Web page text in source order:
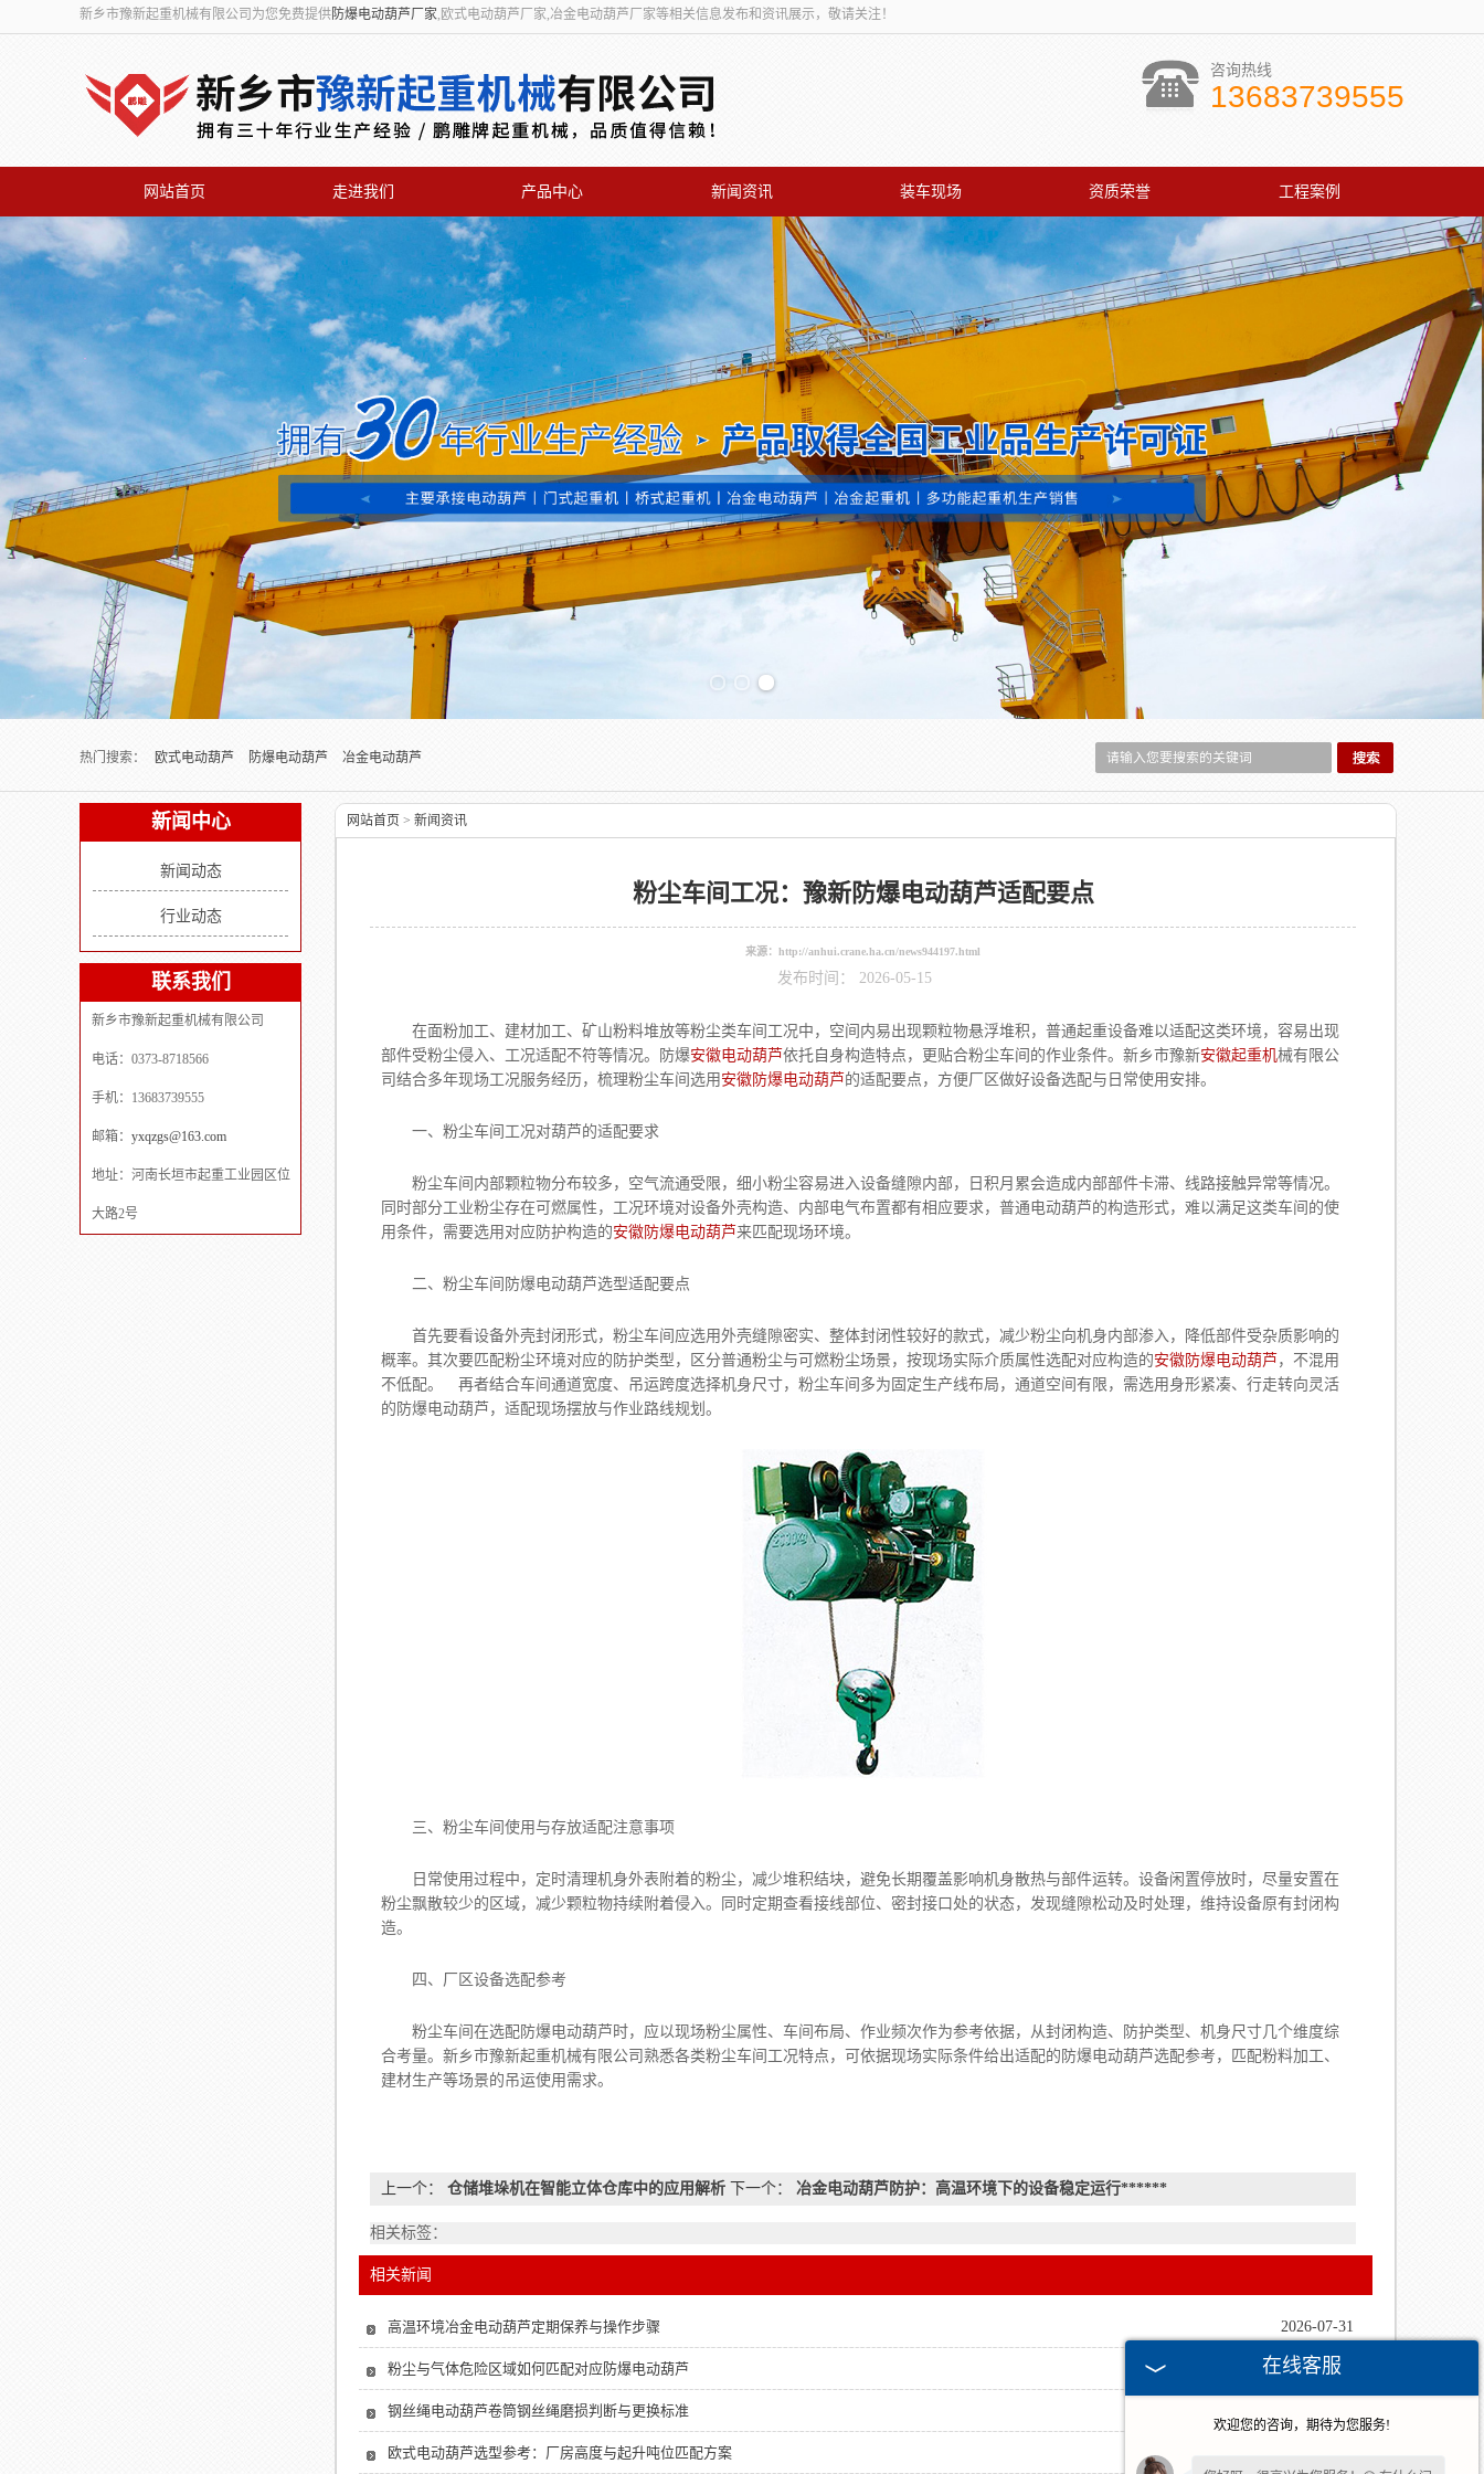
新乡市豫新起重机械有限公司为您免费提供防爆电动葫芦厂家,欧式电动葫芦厂家,冶金电动葫芦厂家等相关信息发布和资讯展示，敬请关注！
咨询热线
13683739555
网站首页 走进我们 产品中心 新闻资讯 装车现场 资质荣誉 工程案例
联系我们
热门搜索：
欧式电动葫芦 防爆电动葫芦 冶金电动葫芦
新闻中心
新闻动态
行业动态
联系我们
新乡市豫新起重机械有限公司
电话：0373-8718566
手机：13683739555
邮箱： yxqzgs@163.com
地址：河南长垣市起重工业园区位
大路2号
网站首页 > 新闻资讯
粉尘车间工况：豫新防爆电动葫芦适配要点
来源： http://anhui.crane.ha.cn/news944197.html
发布时间： 2026-05-15
在面粉加工、建材加工、矿山粉料堆放等粉尘类车间工况中，空间内易出现颗粒物悬浮堆积，普通起重设备难以适配这类环境，容易出现
部件受粉尘侵入、工况适配不符等情况。防爆安徽电动葫芦依托自身构造特点，更贴合粉尘车间的作业条件。新乡市豫新安徽起重机械有限公
司结合多年现场工况服务经历，梳理粉尘车间选用 安徽防爆电动葫芦 的适配要点，方便厂区做好设备选配与日常使用安排。
一、粉尘车间工况对葫芦的适配要求
粉尘车间内部颗粒物分布较多，空气流通受限，细小粉尘容易进入设备缝隙内部，日积月累会造成内部部件卡滞、线路接触异常等情况。
同时部分工业粉尘存在可燃属性，工况环境对设备外壳构造、内部电气布置都有相应要求，普通电动葫芦的构造形式，难以满足这类车间的使
用条件，需要选用对应防护构造的安徽防爆电动葫芦来匹配现场环境。
二、粉尘车间防爆电动葫芦选型适配要点
首先要看设备外壳封闭形式，粉尘车间应选用外壳缝隙密实、整体封闭性较好的款式，减少粉尘向机身内部渗入，降低部件受杂质影响的
概率。其次要匹配粉尘环境对应的防护类型，区分普通粉尘与可燃粉尘场景，按现场实际介质属性选配对应构造的安徽防爆电动葫芦 ，不混用
不低配。 再者结合车间通道宽度、吊运跨度选择机身尺寸，粉尘车间多为固定生产线布局，通道空间有限，需选用身形紧凑、行走转向灵活
的防爆电动葫芦，适配现场摆放与作业路线规划。
三、粉尘车间使用与存放适配注意事项
日常使用过程中，定时清理机身外表附着的粉尘，减少堆积结块，避免长期覆盖影响机身散热与部件运转。设备闲置停放时，尽量安置在
粉尘飘散较少的区域，减少颗粒物持续附着侵入。同时定期查看接线部位、密封接口处的状态，发现缝隙松动及时处理，维持设备原有封闭构
造。
四、厂区设备选配参考
粉尘车间在选配防爆电动葫芦时，应以现场粉尘属性、车间布局、作业频次作为参考依据，从封闭构造、防护类型、机身尺寸几个维度综
合考量。新乡市豫新起重机械有限公司熟悉各类粉尘车间工况特点，可依据现场实际条件给出适配的防爆电动葫芦选配参考，匹配粉料加工、
建材生产等场景的吊运使用需求。
上一个： 仓储堆垛机在智能立体仓库中的应用解析 下一个： 冶金电动葫芦防护：高温环境下的设备稳定运行******
相关标签：
相关新闻
2026-07-31
高温环境冶金电动葫芦定期保养与操作步骤
2026-07-24
粉尘与气体危险区域如何匹配对应防爆电动葫芦
钢丝绳电动葫芦卷筒钢丝绳磨损判断与更换标准
欧式电动葫芦选型参考：厂房高度与起升吨位匹配方案
在线客服
欢迎您的咨询，期待为您服务!